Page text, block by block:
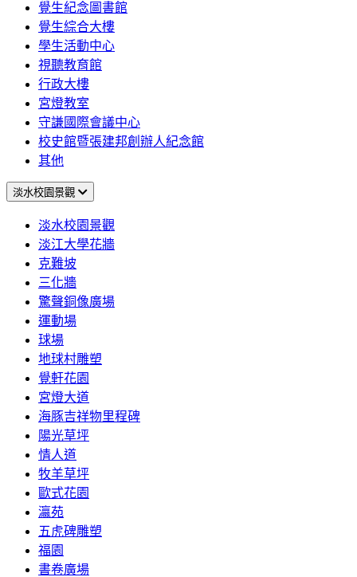
覺生紀念圖書館
覺生綜合大樓
學生活動中心
視聽教育館
行政大樓
宮燈教室
守謙國際會議中心
校史館暨張建邦創辦人紀念館
其他
淡水校園景觀
淡水校園景觀
淡江大學花牆
克難坡
三化牆
驚聲銅像廣場
運動場
球場
地球村雕塑
覺軒花園
宮燈大道
海豚吉祥物里程碑
陽光草坪
情人道
牧羊草坪
歐式花園
瀛苑
五虎碑雕塑
福園
書卷廣場